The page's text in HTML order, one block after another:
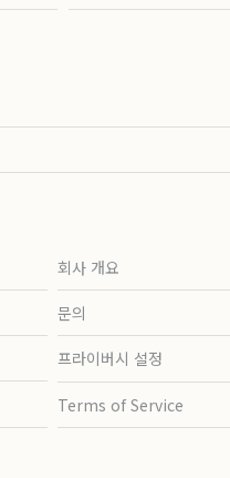
회사 개요
문의
프라이버시 설정
Terms of Service